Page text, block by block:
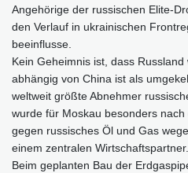
Angehörige der russischen Elite-
den Verlauf in ukrainischen
beeinflusse.
Kein Geheimnis ist, dass
abhängig von China ist als
weltweit größte Abnehmer
wurde für Moskau besonders
gegen russisches Öl und Gas
einem zentralen Wirtschaftspartner.
Beim geplanten Bau der